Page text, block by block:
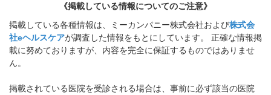
《掲載している情報についてのご注意》
掲載している各種情報は、ミーカンパニー株式会社および株式会
社eヘルスケアが調査した情報をもとにしています。 正確な情報掲
載に努めておりますが、内容を完全に保証するものではありませ
ん。
掲載されている医院を受診される場合は、事前に必ず該当の医院